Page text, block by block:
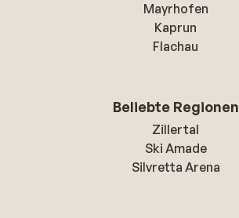
Mayrhofen
Kaprun
Flachau
Beliebte Regionen
Zillertal
Ski Amade
Silvretta Arena